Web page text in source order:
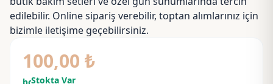
edilebilir. Online sipariş verebilir, toptan alımlarınız için
bizimle iletişime geçebilirsiniz.
100,00 ₺
Stokta Var